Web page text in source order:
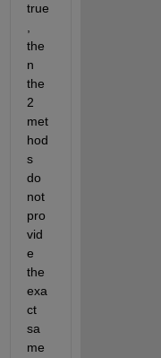
true
the
n
the
2
met
hod
s
do
not
pro
vid
e
the
exa
ct
sa
me